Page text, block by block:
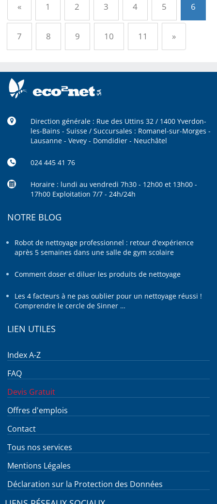
«Précédent
1 2 3 4 5 6
7 8 9 10 11 »Suivant
Direction générale : Rue des Uttins 32 / 1400 Yverdon-
les-Bains - Suisse / Succursales : Romanel-sur-Morges -
Lausanne - Vevey - Domdidier - Neuchâtel
024 445 41 76
Horaire : lundi au vendredi 7h30 - 12h00 et 13h00 -
17h00 Exploitation 7/7 - 24h/24h
NOTRE BLOG
Robot de nettoyage professionnel : retour d'expérience
après 5 semaines dans une salle de gym scolaire
Comment doser et diluer les produits de nettoyage
Les 4 facteurs à ne pas oublier pour un nettoyage réussi !
Comprendre le cercle de Sinner …
LIEN UTILES
Index A-Z
FAQ
Devis Gratuit
Offres d'emplois
Contact
Tous nos services
Mentions Légales
Déclaration sur la Protection des Données